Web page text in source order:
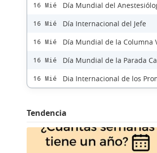
16 Mié Día Mundial del
16 Mié Día Internacional del Jefe
16 Mié Día Mundial de la Columna
16 Mié Día Mundial de la Parada
16 Mié Dia Internacional de los
Tendencia